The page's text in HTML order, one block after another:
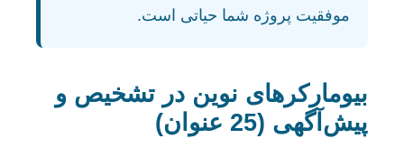
موفقیت پروژه شما حیاتی است.
بیومارکرهای نوین در تشخیص و
پیش‌آگهی (25 عنوان)